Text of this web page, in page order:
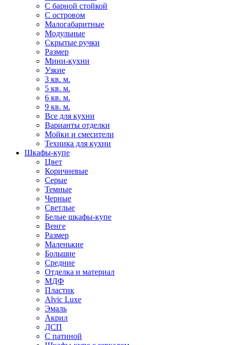
С барной стойкой
С островом
Малогабаритные
Модульные
Скрытые ручки
Размер
Мини-кухни
Узкие
3 кв. м.
5 кв. м.
6 кв. м.
9 кв. м.
Все для кухни
Варианты отделки
Мойки и смесители
Техника для кухни
Шкафы-купе
Цвет
Коричневые
Серые
Темные
Черные
Светлые
Белые шкафы-купе
Венге
Размер
Маленькие
Большие
Средние
Отделка и материал
МДФ
Пластик
Alvic Luxe
Эмаль
Акрил
ДСП
С патиной